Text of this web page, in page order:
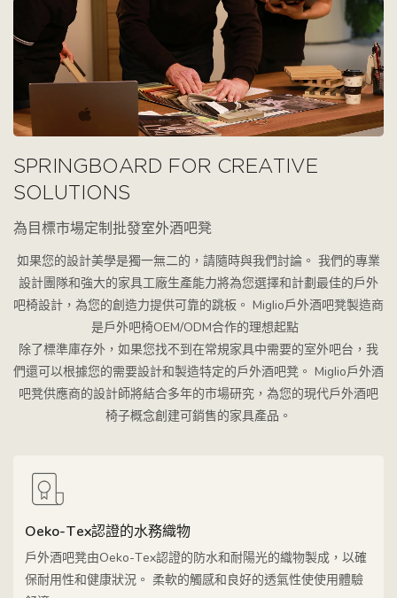
SPRINGBOARD FOR CREATIVE
SOLUTIONS
為目標市場定制批發室外酒吧凳
如果您的設計美學是獨一無二的，請隨時與我們討論。 我們的專業
設計團隊和強大的家具工廠生產能力將為您選擇和計劃最佳的戶外
吧椅設計，為您的創造力提供可靠的跳板。 Miglio戶外酒吧凳製造商
是戶外吧椅OEM/ODM合作的理想起點
除了標準庫存外，如果您找不到在常規家具中需要的室外吧台，我
們還可以根據您的需要設計和製造特定的戶外酒吧凳。 Miglio戶外酒
吧凳供應商的設計師將結合多年的市場研究，為您的現代戶外酒吧
椅子概念創建可銷售的家具產品。
Oeko-Tex認證的水務織物
戶外酒吧凳由Oeko-Tex認證的防水和耐陽光的織物製成，以確
保耐用性和健康狀況。 柔軟的觸感和良好的透氣性使使用體驗